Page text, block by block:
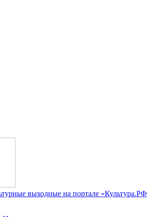
выходные на портале «Культура.РФ